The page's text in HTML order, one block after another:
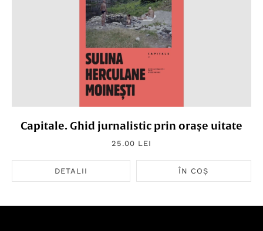
Capitale. Ghid jurnalistic prin orașe uitate
25.00 LEI
DETALII ÎN COȘ